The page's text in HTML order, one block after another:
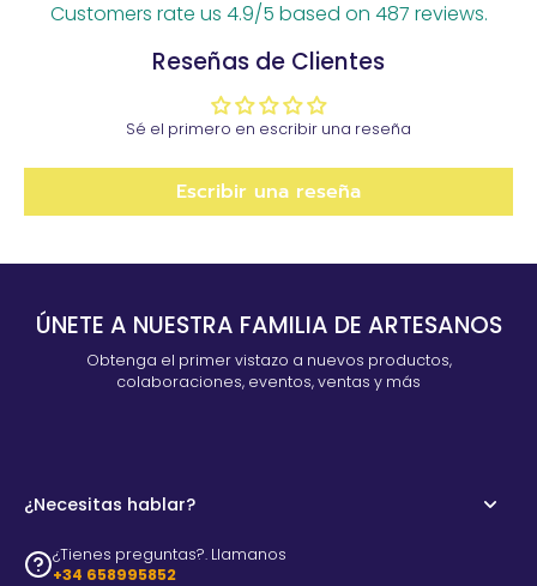
Customers rate us 4.9/5 based on 487 reviews.
Reseñas de Clientes
Sé el primero en escribir una reseña
Escribir una reseña
ÚNETE A NUESTRA FAMILIA DE ARTESANOS
Obtenga el primer vistazo a nuevos productos,
colaboraciones, eventos, ventas y más
¿Necesitas hablar?
¿Tienes preguntas?. Llamanos
+34 658995852